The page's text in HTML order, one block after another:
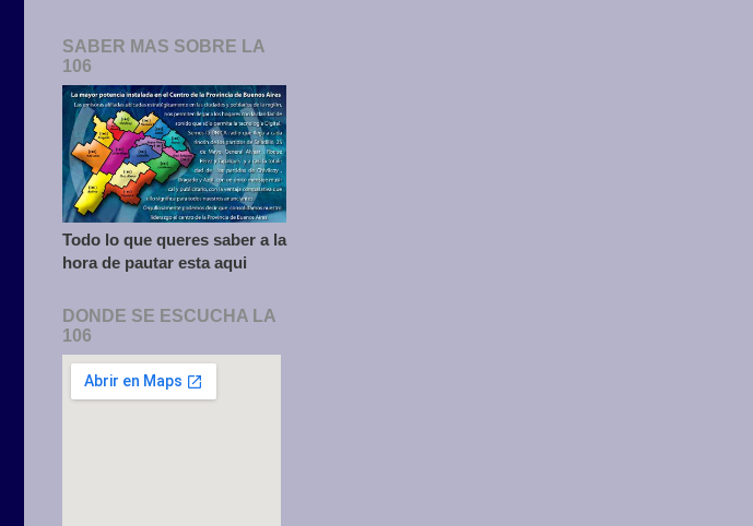
SABER MAS SOBRE LA
106
Todo lo que queres saber a la
hora de pautar esta aqui
DONDE SE ESCUCHA LA
106